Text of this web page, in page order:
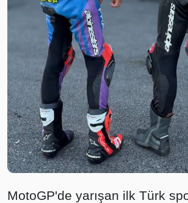
MotoGP'de yarışan ilk Türk